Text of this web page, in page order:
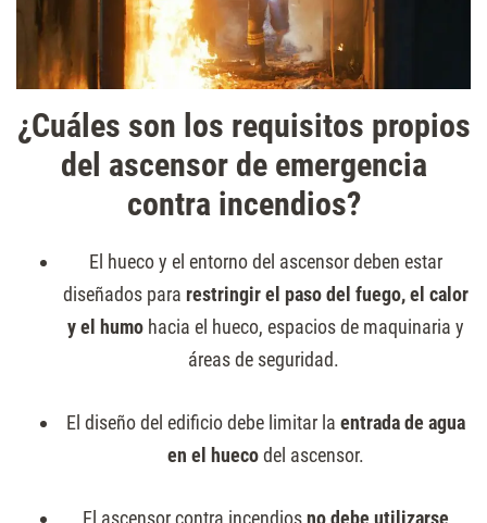
¿Cuáles son los requisitos propios
del ascensor de emergencia
contra incendios?
El hueco y el entorno del ascensor deben estar
diseñados para restringir el paso del fuego, el calor
y el humohacia el hueco, espacios de maquinaria y
áreas de seguridad.
El diseño del edificio debe limitar la entrada de agua
en el huecodel ascensor.
El ascensor contra incendiosno debe utilizarse